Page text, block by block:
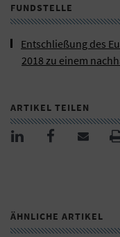
FUNDSTELLE
Entschließung des
2018 zu einem
ARTIKEL TEILEN
ÄHNLICHE ARTIKEL